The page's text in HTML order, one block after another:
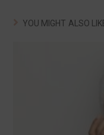
YOU MIGHT ALSO